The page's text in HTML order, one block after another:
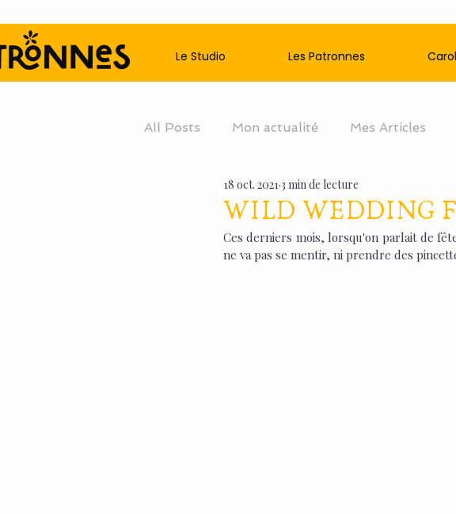
Le Studio Les Patronnes
All Posts Mon actualité Mes Articles
WILD WEDDING
18 oct. 20213 min de lecture
Ces derniers mois, lorsqu'on parlait de
ne va pas se mentir, ni prendre des